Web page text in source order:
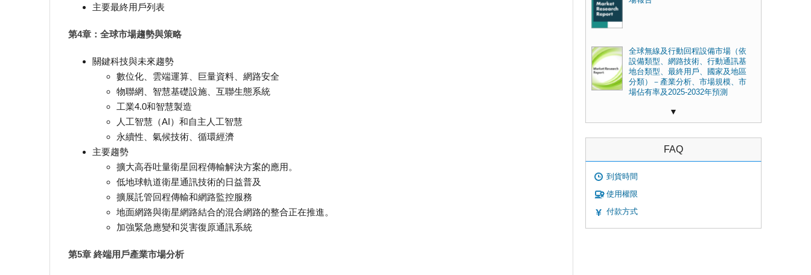
主要最終用戶列表
第4章：全球市場趨勢與策略
關鍵科技與未來趨勢
數位化、雲端運算、巨量資料、網路安全
物聯網、智慧基礎設施、互聯生態系統
工業4.0和智慧製造
人工智慧（AI）和自主人工智慧
永續性、氣候技術、循環經濟
主要趨勢
擴大高吞吐量衛星回程傳輸解決方案的應用。
低地球軌道衛星通訊技術的日益普及
擴展託管回程傳輸和網路監控服務
地面網路與衛星網路結合的混合網路的整合正在推進。
加強緊急應變和災害復原通訊系統
第5章 終端用戶產業市場分析
全球無線及行動回程設備市場（依
設備類型、網路技術、行動通訊基
地台類型、最終用戶、國家及地區
分類）－產業分析、市場規模、市
場佔有率及2025-2032年預測
▼
FAQ
到貨時間
使用權限
付款方式